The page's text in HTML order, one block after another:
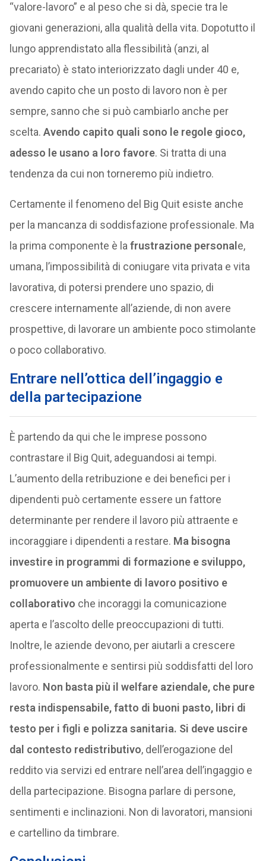
“valore-lavoro” e al peso che si dà, specie tra le
giovani generazioni, alla qualità della vita. Dopotutto il
lungo apprendistato alla flessibilità (anzi, al
precariato) è stato interiorizzato dagli under 40 e,
avendo capito che un posto di lavoro non è per
sempre, sanno che si può cambiarlo anche per
scelta. Avendo capito quali sono le regole gioco,
adesso le usano a loro favore. Si tratta di una
tendenza da cui non torneremo più indietro.
Certamente il fenomeno del Big Quit esiste anche
per la mancanza di soddisfazione professionale. Ma
la prima componente è la frustrazione personal e,
umana, l’impossibilità di coniugare vita privata e vita
lavorativa, di potersi prendere uno spazio, di
crescere internamente all’aziende, di non avere
prospettive, di lavorare un ambiente poco stimolante
o poco collaborativo.
Entrare nell’ottica dell’ingaggio e
della partecipazione
È partendo da qui che le imprese possono
contrastare il Big Quit, adeguandosi ai tempi.
L’aumento della retribuzione e dei benefici per i
dipendenti può certamente essere un fattore
determinante per rendere il lavoro più attraente e
incoraggiare i dipendenti a restare. Ma bisogna
investire in programmi di formazione e sviluppo,
promuovere un ambiente di lavoro positivo e
collaborativo che incoraggi la comunicazione
aperta e l’ascolto delle preoccupazioni di tutti.
Inoltre, le aziende devono, per aiutarli a crescere
professionalmente e sentirsi più soddisfatti del loro
lavoro. Non basta più il welfare aziendale, che pure
resta indispensabile, fatto di buoni pasto, libri di
testo per i figli e polizza sanitaria. Si deve uscire
dal contesto redistributivo, dell’erogazione del
reddito via servizi ed entrare nell’area dell’ingaggio e
della partecipazione. Bisogna parlare di persone,
sentimenti e inclinazioni. Non di lavoratori, mansioni
e cartellino da timbrare.